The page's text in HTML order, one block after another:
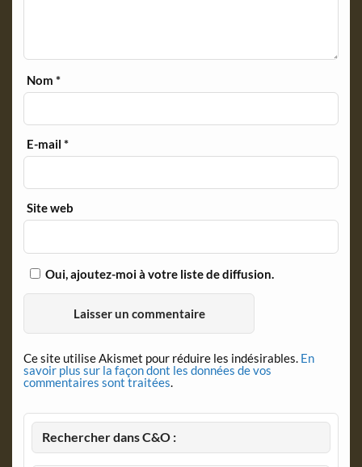
Nom*
E-mail*
Site web
Oui, ajoutez-moi à votre liste de diffusion.
Ce site utilise Akismet pour réduire les indésirables. En
savoir plus sur la façon dont les données de vos
commentaires sont traitées.
Rechercher dans C&O :